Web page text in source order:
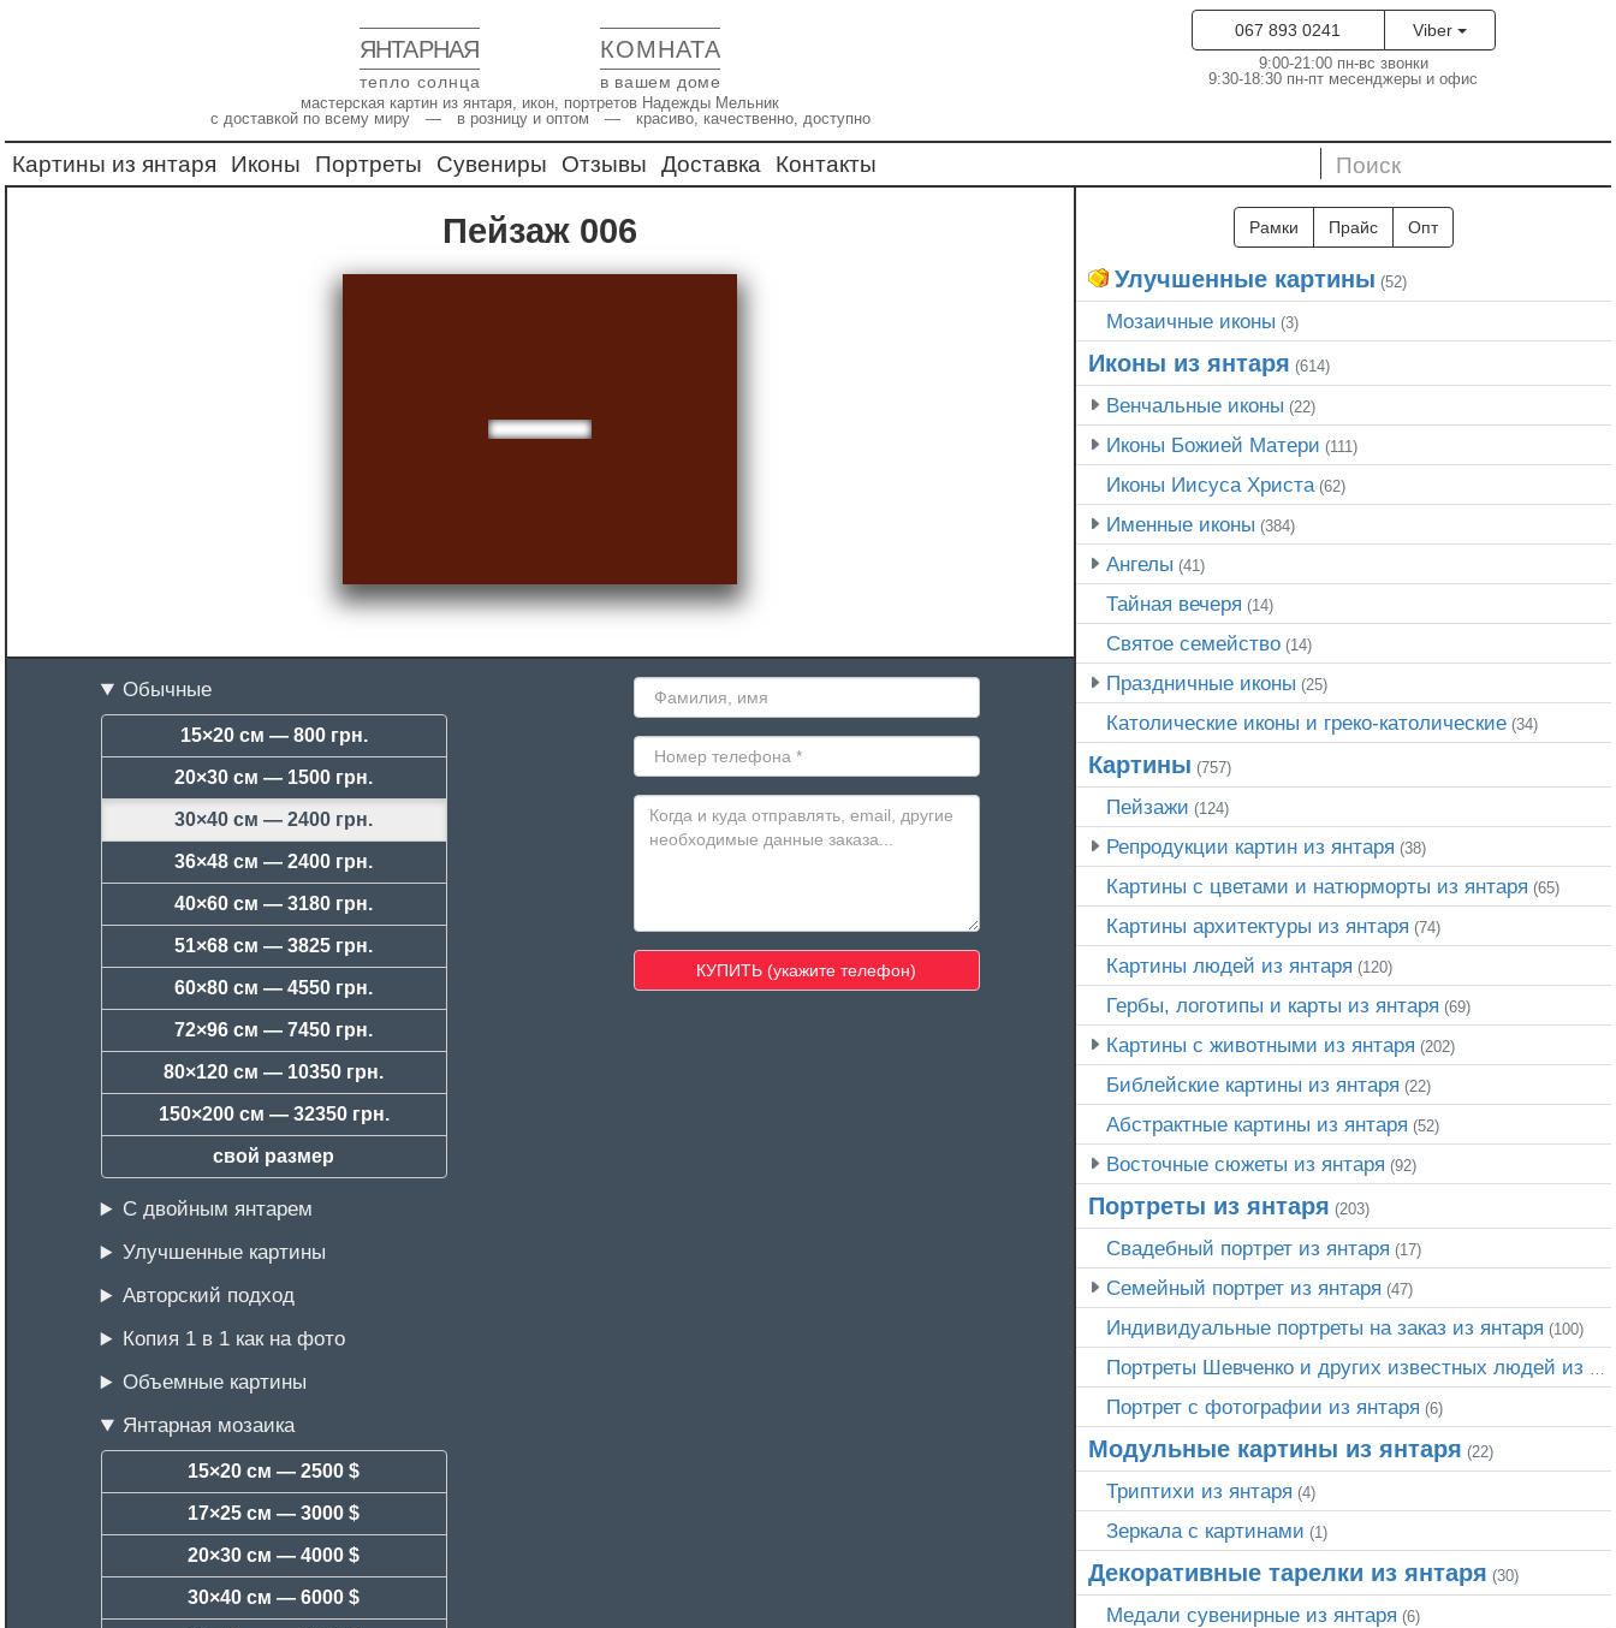
ЯНТАРНАЯ КОМНАТА
тепло солнца в вашем доме
мастерская картин из янтаря, икон, портретов Надежды Мельник
с доставкой по всему миру — в розницу и оптом — красиво, качественно, доступно
067 893 0241 Viber
9:00-21:00 пн-вс звонки
9:30-18:30 пн-пт месенджеры и офис
Картины из янтаря Иконы Портреты Сувениры Отзывы Доставка Контакты
Пейзаж 006
Обычные
15×20 см — 800 грн.
20×30 см — 1500 грн.
30×40 см —2400 грн.
36×48 см —2400 грн.
40×60 см —3180 грн.
51×68 см —3825 грн.
60×80 см —4550 грн.
72×96 см —7450 грн.
80×120 см — 10350 грн.
150×200 см — 32350 грн.
свой размер
С двойным янтарем
Улучшенные картины
Авторский подход
Копия 1 в 1 как на фото
Объемные картины
Янтарная мозаика
15×20 см —2500 $
17×25 см —3000 $
20×30 см —4000 $
30×40 см —6000 $
Рамки Прайс Опт
Улучшенные картины (52)
Мозаичные иконы (3)
Иконы из янтаря (614)
Венчальные иконы (22)
Иконы Божией Матери (111)
Иконы Иисуса Христа(62)
Именные иконы (384)
Ангелы (41)
Тайная вечеря (14)
Святое семейство(14)
Праздничные иконы (25)
Католические иконы и греко-католические(34)
Картины (757)
Пейзажи (124)
Репродукции картин из янтаря (38)
Картины с цветами и натюрморты из янтаря (65)
Картины архитектуры из янтаря (74)
Картины людей из янтаря (120)
Гербы, логотипы и карты из янтаря (69)
Картины с животными из янтаря (202)
Библейские картины из янтаря (22)
Абстрактные картины из янтаря (52)
Восточные сюжеты из янтаря (92)
Портреты из янтаря (203)
Свадебный портрет из янтаря (17)
Семейный портрет из янтаря (47)
Индивидуальные портреты на заказ из янтаря (100)
Портреты Шевченко и других известных людей из янтаря
Портрет c фотографии из янтаря (6)
Модульные картины из янтаря (22)
Триптихи из янтаря (4)
Зеркала с картинами (1)
Декоративные тарелки из янтаря (30)
Медали сувенирные из янтаря (6)